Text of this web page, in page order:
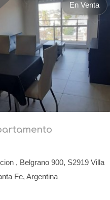
En Venta
, Belgrano 900, S2919 Villa
Fe, Argentina